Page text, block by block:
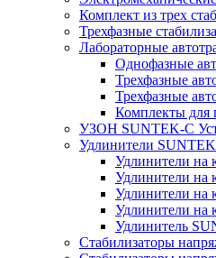
Комплект из трех
Трехфазные
Лабораторные
Однофазные
Трехфазные
Трехфазные
Комплекты для
УЗОН SUNTEK-C
Удлинители
Удлинители
Удлинители
Удлинители на
Удлинители на
Удлинитель
Стабилизаторы